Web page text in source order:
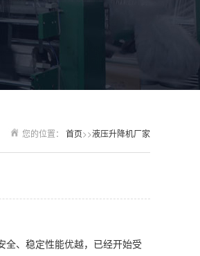
您的位置： 首页>>液压升降机厂家
、稳定性能优越，已经开始受